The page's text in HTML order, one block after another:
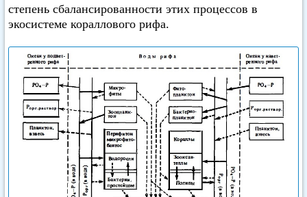
степень сбалансированности этих процессов в
экосистеме кораллового рифа.